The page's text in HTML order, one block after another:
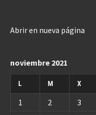
Abrir en nueva página
noviembre 2021
L M X
1 2 3